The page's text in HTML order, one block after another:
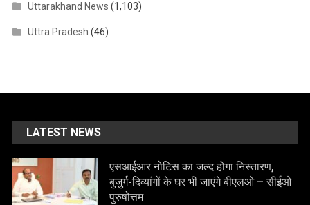
Uttarakhand News (1,103)
Uttra Pradesh (46)
LATEST NEWS
एसआईआर नोटिस का जल्द होगा निस्तारण,
बुजुर्ग-दिव्यांगों के घर भी जाएंगे बीएलओ – सीईओ
पुरुषोत्तम